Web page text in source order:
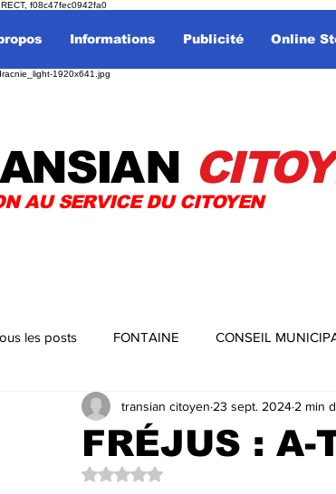
f08c47fec0942fa0
Informations Publicité Online
AN
AU SERVICE DU CITOYEN
les posts FONTAINE CONSEIL
LES COULISSES DE L'HÔTEL DE VILLE TA
LES LECTEURS NOUS ÉCRIVENT
FRÉJUS : A-
transian citoyen 23 sept. 2024 2 min
Noté NaN étoiles sur 5.